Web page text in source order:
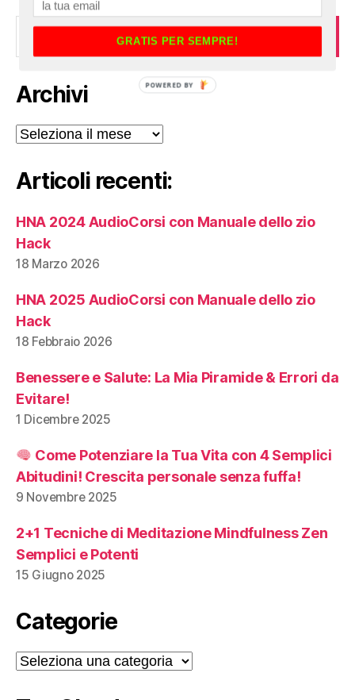
Cerca:
Archivi
Archivi
Articoli recenti:
HNA 2024 AudioCorsi con Manuale dello zio
Hack
18 Marzo 2026
HNA 2025 AudioCorsi con Manuale dello zio
Hack
18 Febbraio 2026
Benessere e Salute: La Mia Piramide & Errori da
Evitare!
1 Dicembre 2025
Come Potenziare la Tua Vita con 4 Semplici
Abitudini! Crescita personale senza fuffa!
9 Novembre 2025
2+1 Tecniche di Meditazione Mindfulness Zen
Semplici e Potenti
15 Giugno 2025
Categorie
Categorie
GRATIS PER SEMPRE!
POWERED BY